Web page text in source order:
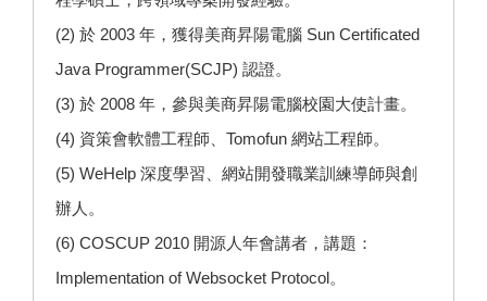
(2) 於 2003 年，獲得美商昇陽電腦 Sun Certificated
Java Programmer(SCJP) 認證。
(3) 於 2008 年，參與美商昇陽電腦校園大使計畫。
(4) 資策會軟體工程師、Tomofun 網站工程師。
(5) WeHelp 深度學習、網站開發職業訓練導師與創
辦人。
(6) COSCUP 2010 開源人年會講者，講題：
Implementation of Websocket Protocol。